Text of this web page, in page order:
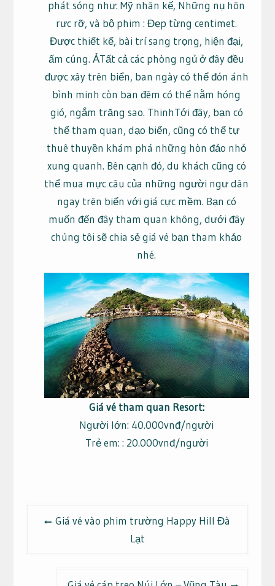
phát sóng như: Mỹ nhân kế, Những nụ hôn
rực rỡ, và bộ phim : Đẹp từng centimet.
Được thiết kế, bài trí sang trọng, hiện đại,
ấm cúng. ẢTất cả các phòng ngủ ở đây đều
được xây trên biển, ban ngày có thể đón ánh
bình minh còn ban đêm có thể nằm hóng
gió, ngắm trăng sao. ThinhTới đây, bạn có
thể tham quan, dạo biển, cũng có thể tự
thuê thuyền khám phá những hòn đảo nhỏ
xung quanh. Bên cạnh đó, du khách cũng có
thể mua mực câu của những người ngư dân
ngay trên biển với giá cực mềm. Bạn có
muốn đến đây tham quan không, dưới đây
chúng tôi sẽ chia sẻ giá vé bạn tham khảo
nhé.
Giá vé tham quan Resort:
Người lớn: 40.000vnđ/người
Trẻ em: : 20.000vnđ/người
Giá vé vào phim trường Happy Hill Đà
Lạt